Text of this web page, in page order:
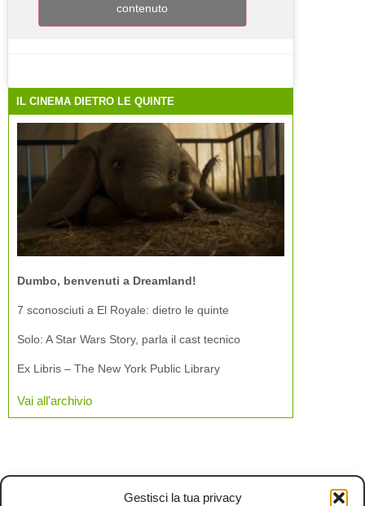
Gestisci la tua privacy
contenuto
IL CINEMA DIETRO LE QUINTE
Dumbo, benvenuti a Dreamland!
7 sconosciuti a El Royale: dietro le quinte
Solo: A Star Wars Story, parla il cast tecnico
Ex Libris – The New York Public Library
Vai all'archivio